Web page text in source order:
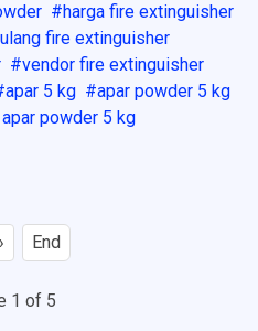
harga fire extinguisher
fire extinguisher
vendor fire extinguisher
apar 5 kg
apar powder 5 kg
powder 5 kg
End
1 of 5